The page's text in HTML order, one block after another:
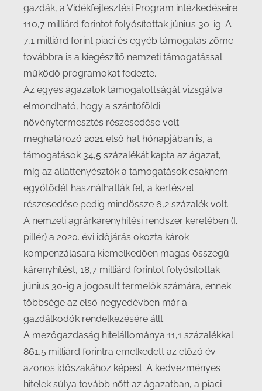
gazdák, a Vidékfejlesztési Program intézkedéseire
110,7 milliárd forintot folyósítottak június 30-ig. A
7,1 milliárd forint piaci és egyéb támogatás zöme
továbbra is a kiegészítő nemzeti támogatással
működő programokat fedezte.
Az egyes ágazatok támogatottságát vizsgálva
elmondható, hogy a szántóföldi
növénytermesztés részesedése volt
meghatározó 2021 első hat hónapjában is, a
támogatások 34,5 százalékát kapta az ágazat,
míg az állattenyésztők a támogatások csaknem
egyötödét használhatták fel, a kertészet
részesedése pedig mindössze 6,2 százalék volt.
A nemzeti agrárkárenyhítési rendszer keretében (I.
pillér) a 2020. évi időjárás okozta károk
kompenzálására kiemelkedően magas összegű
kárenyhítést, 18,7 milliárd forintot folyósítottak
június 30-ig a jogosult termelők számára, ennek
többsége az első negyedévben már a
gazdálkodók rendelkezésére állt.
A mezőgazdaság hitelállománya 11,1 százalékkal
861,5 milliárd forintra emelkedett az előző év
azonos időszakához képest. A kedvezményes
hitelek súlya tovább nőtt az ágazatban, a piaci